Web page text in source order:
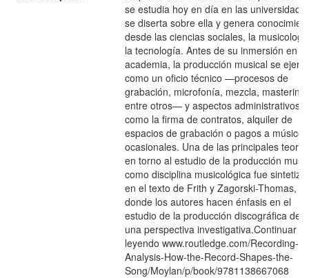
se estudia hoy en día en las
se diserta sobre ella y genera
desde las ciencias sociales, la
la tecnología. Antes de su inmersión en la
academia, la producción musical se
como un oficio técnico —procesos de
grabación, microfonía, mezcla, mastering,
entre otros— y aspectos administrativos
como la firma de contratos, alquiler de
espacios de grabación o pagos a músicos
ocasionales. Una de las principales
en torno al estudio de la producción
como disciplina musicológica fue
en el texto de Frith y Zagorski-Thomas,
donde los autores hacen énfasis en el
estudio de la producción discográfica
una perspectiva investigativa.Continuar
leyendo www.routledge.com/Recording-
Analysis-How-the-Record-Shapes-the-
Song/Moylan/p/book/9781138667068